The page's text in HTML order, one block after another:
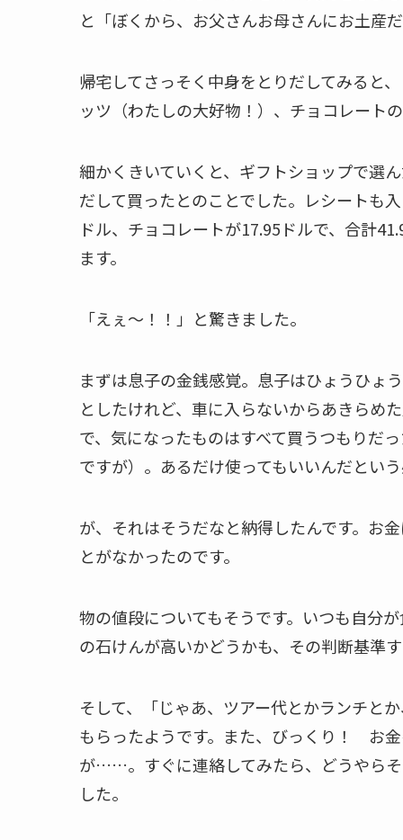
と「ぼくから、お父さんお母さんにお土産
帰宅してさっそく中身をとりだしてみると
ッツ（わたしの大好物！）、チョコレート
細かくきいていくと、ギフトショップで選
だして買ったとのことでした。レシートも
ドル、チョコレートが17.95ドルで、合計
ます。
「えぇ〜！！」と驚きました。
まずは息子の金銭感覚。息子はひょうひょ
としたけれど、車に入らないからあきらめ
で、気になったものはすべて買うつもりだ
ですが）。あるだけ使ってもいいんだとい
が、それはそうだなと納得したんです。お
とがなかったのです。
物の値段についてもそうです。いつも自分
の石けんが高いかどうかも、その判断基準
そして、「じゃあ、ツアー代とかランチと
もらったようです。また、びっくり！ お
が……。すぐに連絡してみたら、どうやら
した。